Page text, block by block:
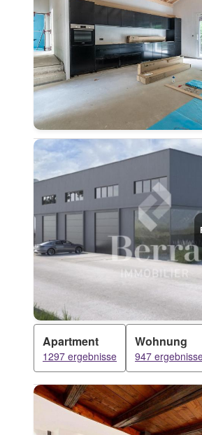
Apartment
1297 ergebnisse
Wohnung
947